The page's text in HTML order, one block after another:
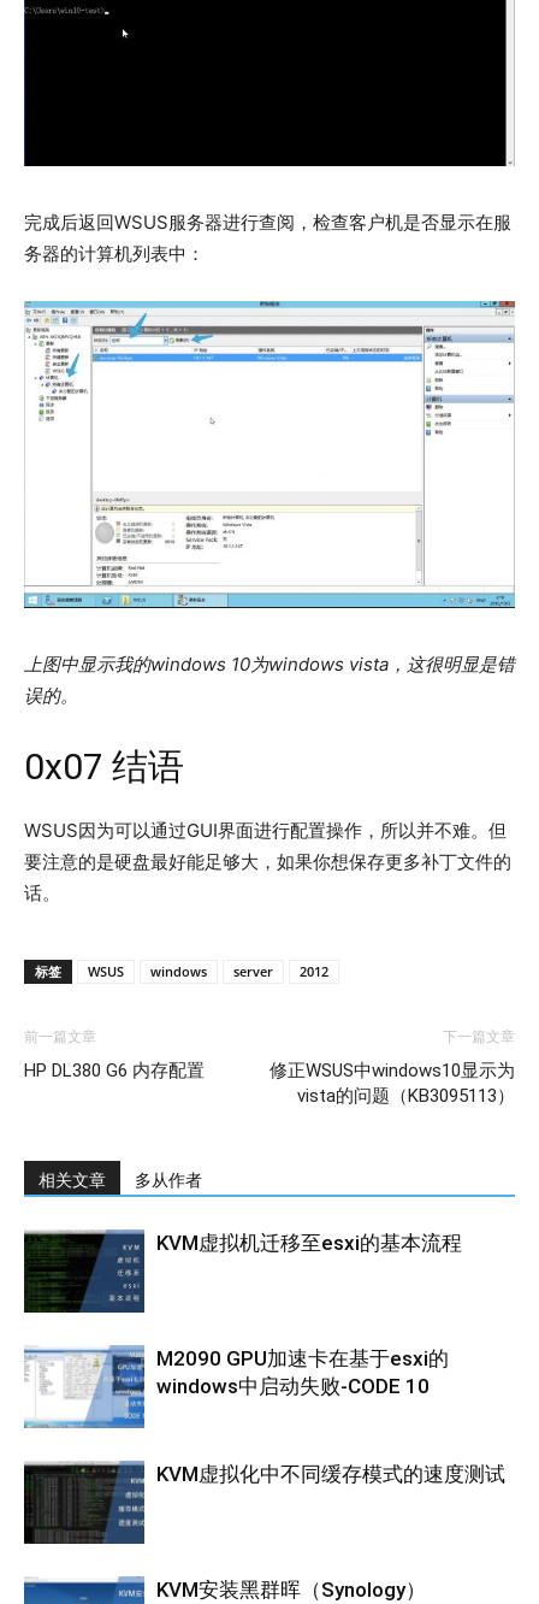
完成后返回WSUS服务器进行查阅，检查客户机是否显示在服
务器的计算机列表中：
上图中显示我的windows 10为windows vista，这很明显是错
误的。
0x07 结语
WSUS因为可以通过GUI界面进行配置操作，所以并不难。但
要注意的是硬盘最好能足够大，如果你想保存更多补丁文件的
话。
标签 WSUS windows server 2012
前一篇文章
HP DL380 G6 内存配置
下一篇文章
修正WSUS中windows10显示为
vista的问题（KB3095113）
相关文章 多从作者
KVM虚拟机迁移至esxi的基本流程
M2090 GPU加速卡在基于esxi的
windows中启动失败-CODE 10
KVM虚拟化中不同缓存模式的速度测试
KVM安装黑群晖（Synology）